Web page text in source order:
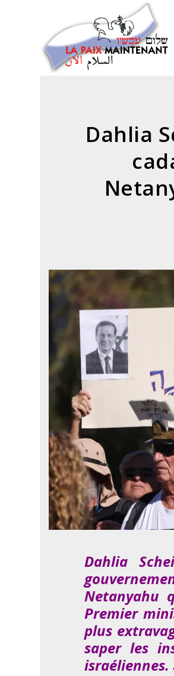
Dahlia
Dahlia
Netanyahu
Premier
plus
saper les
israéliennes.